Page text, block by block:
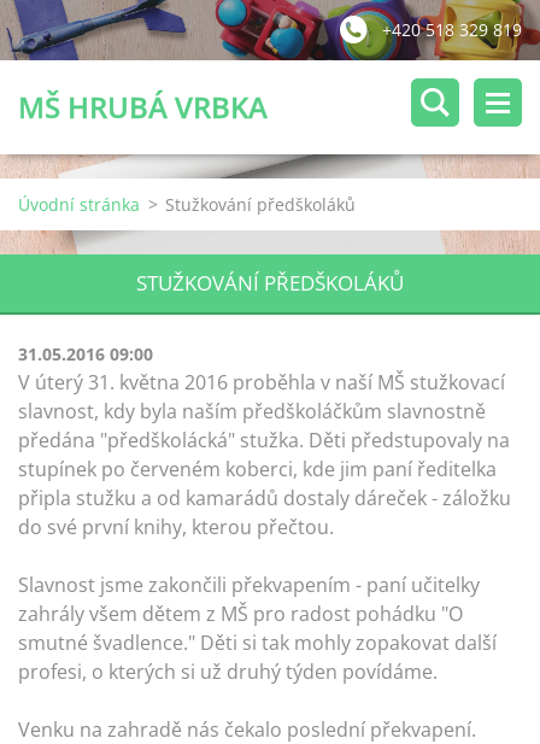
+420 518 329 819
MŠ HRUBÁ VRBKA
Úvodní stránka > Stužkování předškoláků
STUŽKOVÁNÍ PŘEDŠKOLÁKŮ
31.05.2016 09:00
V úterý 31. května 2016 proběhla v naší MŠ stužkovací
slavnost, kdy byla naším předškoláčkům slavnostně
předána "předškolácká" stužka. Děti předstupovaly na
stupínek po červeném koberci, kde jim paní ředitelka
připla stužku a od kamarádů dostaly dáreček - záložku
do své první knihy, kterou přečtou.
Slavnost jsme zakončili překvapením - paní učitelky
zahrály všem dětem z MŠ pro radost pohádku "O
smutné švadlence." Děti si tak mohly zopakovat další
profesi, o kterých si už druhý týden povídáme.
Venku na zahradě nás čekalo poslední překvapení.